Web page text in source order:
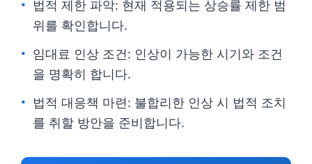
법적 제한 파악: 현재 적용되는 상승률 제한 범
위를 확인합니다.
임대료 인상 조건: 인상이 가능한 시기와 조건
을 명확히 합니다.
법적 대응책 마련: 불합리한 인상 시 법적 조치
를 취할 방안을 준비합니다.